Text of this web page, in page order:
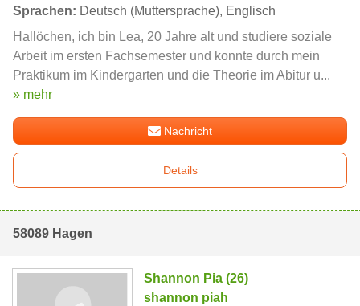
Sprachen: Deutsch (Muttersprache), Englisch
Hallöchen, ich bin Lea, 20 Jahre alt und studiere soziale
Arbeit im ersten Fachsemester und konnte durch mein
Praktikum im Kindergarten und die Theorie im Abitur u...
» mehr
Nachricht
Details
58089 Hagen
Shannon Pia (26)
shannon piah